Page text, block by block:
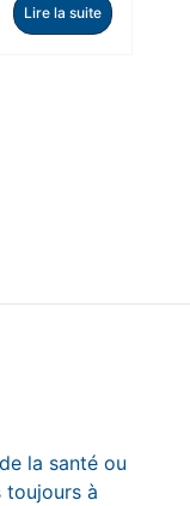
Lire la suite
la santé ou
toujours à